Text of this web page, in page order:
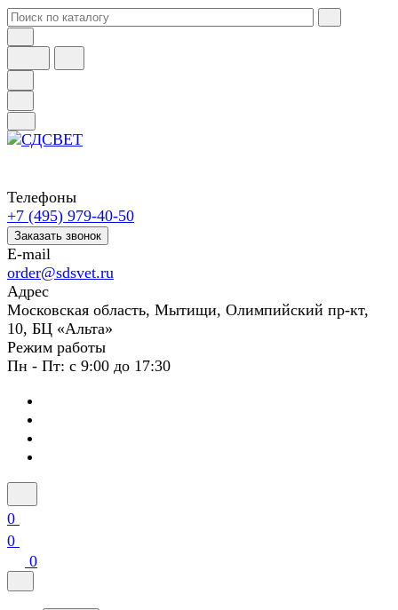
Телефоны
+7 (495) 979-40-50
Заказать звонок
E-mail
order@sdsvet.ru
Адрес
Московская область, Мытищи, Олимпийский пр-кт,
10, БЦ «Альта»
Режим работы
Пн - Пт: с 9:00 до 17:30
0
0
0